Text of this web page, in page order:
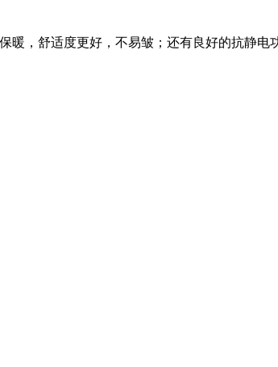
，舒适度更好，不易皱；还有良好的抗静电